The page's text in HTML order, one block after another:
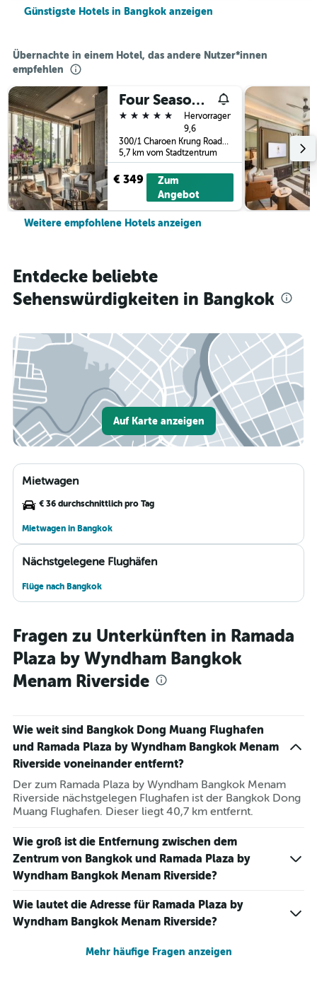
Günstigste Hotels in Bangkok anzeigen
Übernachte in einem Hotel, das andere Nutzer*innen
empfehlen
Four Seasons Hotel Bangkok at Chao Phraya River
5 Sterne
Hervorragend
9,6
300/1 Charoen Krung Road, Sathorn, Bangkok, Thailand
5,7 km vom Stadtzentrum
€ 349
Zum
Angebot
Weitere empfohlene Hotels anzeigen
Entdecke beliebte
Sehenswürdigkeiten in Bangkok
Auf Karte anzeigen
Mietwagen
€ 36 durchschnittlich pro Tag
Mietwagen in Bangkok
Nächstgelegene Flughäfen
Flüge nach Bangkok
Fragen zu Unterkünften in Ramada
Plaza by Wyndham Bangkok
Menam Riverside
Wie weit sind Bangkok Dong Muang Flughafen
und Ramada Plaza by Wyndham Bangkok Menam
Riverside voneinander entfernt?
Der zum Ramada Plaza by Wyndham Bangkok Menam
Riverside nächstgelegen Flughafen ist der Bangkok Dong
Muang Flughafen. Dieser liegt 40,7 km entfernt.
Wie groß ist die Entfernung zwischen dem
Zentrum von Bangkok und Ramada Plaza by
Wyndham Bangkok Menam Riverside?
Wie lautet die Adresse für Ramada Plaza by
Wyndham Bangkok Menam Riverside?
Mehr häufige Fragen anzeigen